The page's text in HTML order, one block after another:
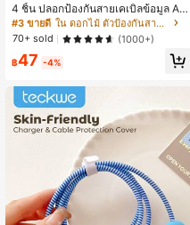
4 ชิ้น ปลอกป้องกันสายเคเบิลข้อมูล Ap
ple 18/20W ลายโบว์สีชมพู/ดอกไม้/ผีเ
สื้อ, เข้ากันได้กับอะแดปเตอร์ชาร์จ 16/1
6 Pro Max/15/14/13/11 และเคสอ่อนป้
องกันการโค้งงอของสายชาร์จ
#3 ขายดี
ใน ดอกไม้ ตัวป้องกันสายเคเบิล
70+ sold
(1000+)
฿47 -4%